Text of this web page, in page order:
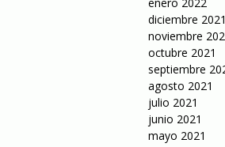
enero 2022
diciembre 2021
noviembre
octubre 2021
septiembre
agosto 2021
julio 2021
junio 2021
mayo 2021